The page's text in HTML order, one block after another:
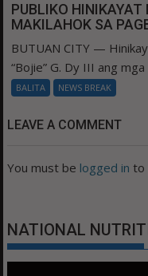
PUBLIKO HINIKAYAT
MAKILAHOK SA
BUTUAN CITY —
“Bojie” G. Dy III ang mga
BALITA NEWS BREAK
LEAVE A COMMENT
You must be logged in to
NATIONAL